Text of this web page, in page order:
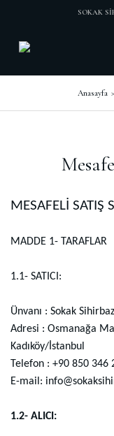
SOKAK
Anasayfa
MESAFELİ SATIŞ
MADDE 1- TARAFLAR
1.1- SATICI:
Ünvanı : Sokak
Adresi : Osmanağa
Kadıköy/İstanbul
Telefon : +90 850 346
E-mail:
1.2- ALICI: